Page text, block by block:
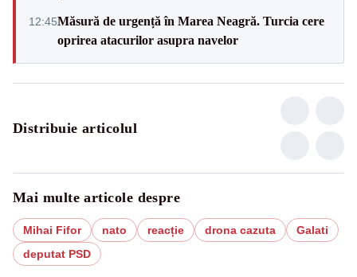
12:45Măsură de urgență în Marea Neagră. Turcia cere
oprirea atacurilor asupra navelor
Distribuie articolul
Mai multe articole despre
Mihai Fifor nato reacție drona cazuta
Galati
deputat PSD